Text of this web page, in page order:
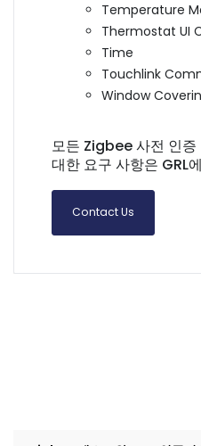
Temperature
Thermostat UI
Time
Touchlink
Window
모든 Zigbee 사전 인증
대한 요구 사항은 GRL
Contact Us